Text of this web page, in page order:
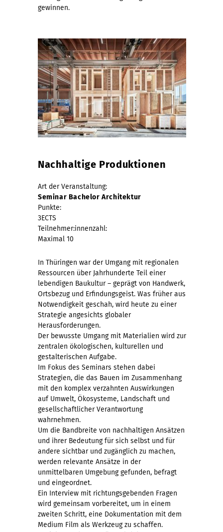
gewinnen.
Nachhaltige Produktionen
Art der Veranstaltung:
Seminar Bachelor Architektur
Punkte:
3ECTS
Teilnehmer:innenzahl:
Maximal 10
In Thüringen war der Umgang mit regionalen
Ressourcen über Jahrhunderte Teil einer
lebendigen Baukultur – geprägt von Handwerk,
Ortsbezug und Erfindungsgeist. Was früher aus
Notwendigkeit geschah, wird heute zu einer
Strategie angesichts globaler
Herausforderungen.
Der bewusste Umgang mit Materialien wird zur
zentralen ökologischen, kulturellen und
gestalterischen Aufgabe.
Im Fokus des Seminars stehen dabei
Strategien, die das Bauen im Zusammenhang
mit den komplex verzahnten Auswirkungen
auf Umwelt, Ökosysteme, Landschaft und
gesellschaftlicher Verantwortung
wahrnehmen.
Um die Bandbreite von nachhaltigen Ansätzen
und ihrer Bedeutung für sich selbst und für
andere sichtbar und zugänglich zu machen,
werden relevante Ansätze in der
unmittelbaren Umgebung gefunden, befragt
und eingeordnet.
Ein Interview mit richtungsgebenden Fragen
wird gemeinsam vorbereitet, um in einem
zweiten Schritt, eine Dokumentation mit dem
Medium Film als Werkzeug zu schaffen.